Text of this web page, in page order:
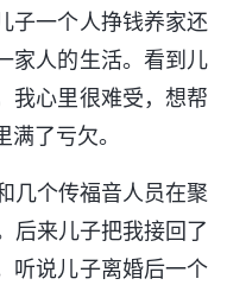
子一个人挣钱养家还
家人的生活。看到儿
我心里很难受，想帮
了亏欠。
几个传福音人员在聚
后来儿子把我接回了
听说儿子离婚后一个